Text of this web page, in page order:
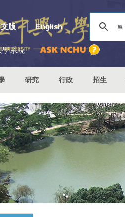
版 English
學系統
研究 行政 招生